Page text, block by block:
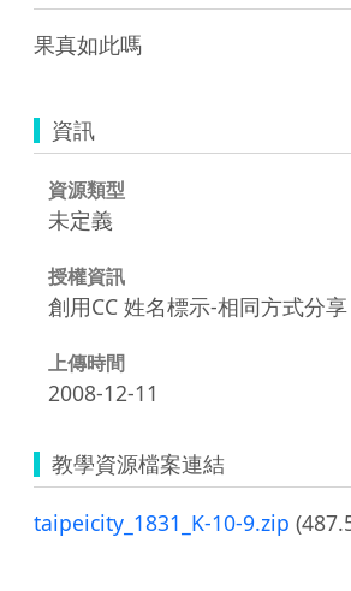
果真如此嗎
資訊
資源類型
未定義
授權資訊
創用CC 姓名標示-相同方式分
上傳時間
2008-12-11
教學資源檔案連結
taipeicity_1831_K-10-9.zip